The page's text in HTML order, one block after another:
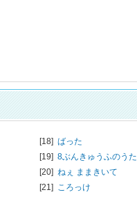
[18] ばった
[19] 8ぶんきゅうふのうた
[20] ねぇ ままきいて
[21] ころっけ